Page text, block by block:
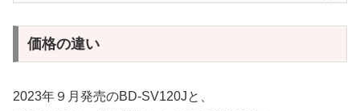
価格の違い
2023年９月発売のBD-SV120Jと、